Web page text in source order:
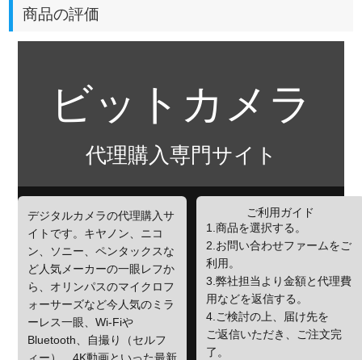
商品の評価
ビットカメラ
代理購入専門サイト
デジタルカメラの代理購入サ
イトです。キヤノン、ニコ
ン、ソニー、ペンタックスな
ど人気メーカーの一眼レフか
ら、オリンパスのマイクロフ
ォーサーズなど今人気のミラ
ーレス一眼、Wi-Fiや
Bluetooth、自撮り（セルフ
ご利用ガイド
1.商品を選択する。
2.お問い合わせファームをご
利用。
3.弊社担当より金額と代理費
用などを返信する。
4.ご検討の上、届け先を
ご返信いただき、ご注文完
了。